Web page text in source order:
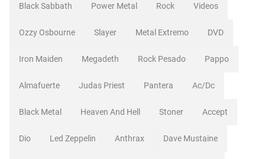
Black Sabbath Power Metal Rock Videos
Ozzy Osbourne Slayer Metal Extremo DVD
Iron Maiden Megadeth Rock Pesado Pappo
Almafuerte Judas Priest Pantera Ac/dc
Black Metal Heaven And Hell Stoner Accept
Dio Led Zeppelin Anthrax Dave Mustaine